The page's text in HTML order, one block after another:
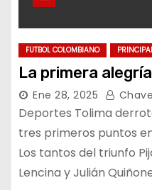
FUTBOL COLOMBIANO
La primera
Ene 28, 2025
Deportes Tolima
tres primeros puntos
Los tantos del triunfo
Lencina y Julián